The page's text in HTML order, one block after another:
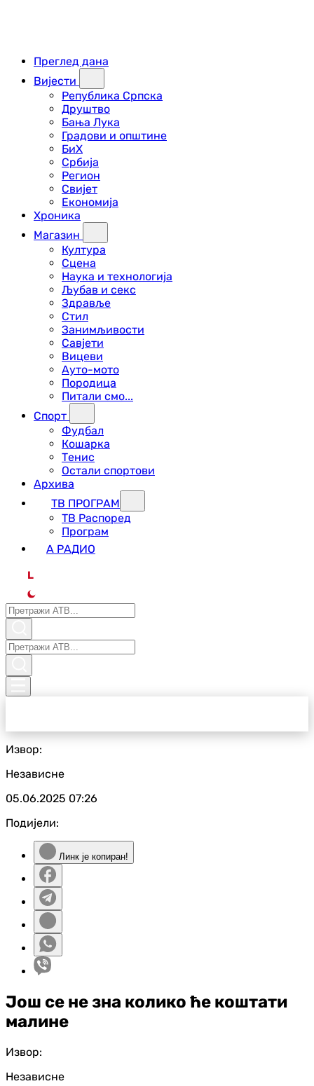
Преглед дана
Вијести
Република Српска
Друштво
Бања Лука
Градови и општине
БиХ
Србија
Регион
Свијет
Економија
Хроника
Магазин
Култура
Сцена
Наука и технологија
Љубав и секс
Здравље
Стил
Занимљивости
Савјети
Вицеви
Ауто-мото
Породица
Питали смо...
Спорт
Фудбал
Кошарка
Тенис
Остали спортови
Архива
ТВ ПРОГРАМ
ТВ Распоред
Програм
А РАДИО
L
Извор:
Независне
05.06.2025 07:26
Подијели:
Линк је копиран!
Још се не зна колико ће коштати
малине
Извор:
Независне